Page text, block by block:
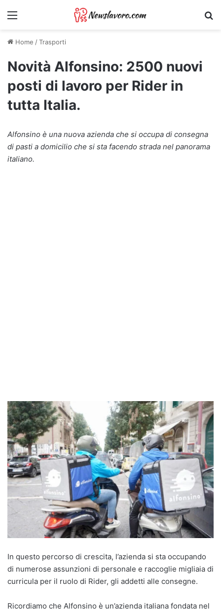
Menu
Home /Trasporti
Novità Alfonsino: 2500 nuovi
posti di lavoro per Rider in
tutta Italia.
Alfonsino è una nuova azienda che si occupa di consegna
di pasti a domicilio che si sta facendo strada nel panorama
italiano.
In questo percorso di crescita, l’azienda si sta occupando
di numerose assunzioni di personale e raccoglie migliaia di
curricula per il ruolo di Rider, gli addetti alle consegne.
Ricordiamo che Alfonsino è un’azienda italiana fondata nel